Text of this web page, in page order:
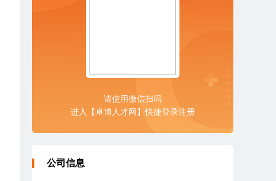
请使用微信扫码
进入【卓博人才网】快捷登录注册
公司信息